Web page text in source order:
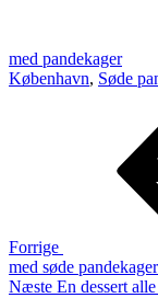
med pandekager
København, Søde
Forrige
med søde
Næste
Næste En dessert